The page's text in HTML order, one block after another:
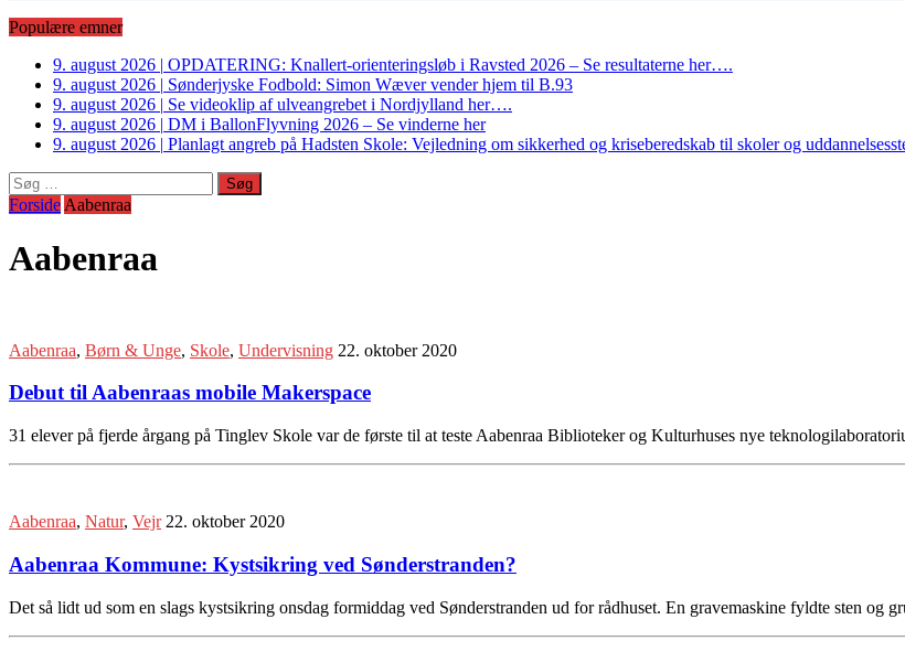
Populære emner
9. august 2026 | OPDATERING: Knallert-orienteringsløb i Ravsted 2026 – Se resultaterne her….
9. august 2026 | Sønderjyske Fodbold: Simon Wæver vender hjem til B.93
9. august 2026 | Se videoklip af ulveangrebet i Nordjylland her….
9. august 2026 | DM i BallonFlyvning 2026 – Se vinderne her
9. august 2026 | Planlagt angreb på Hadsten Skole: Vejledning om sikkerhed og kriseberedskab til skoler og
Søg
efter:
Forside Aabenraa
Aabenraa
Aabenraa, Børn & Unge, Skole, Undervisning 22. oktober 2020
Debut til Aabenraas mobile Makerspace
31 elever på fjerde årgang på Tinglev Skole var de første til at teste Aabenraa Biblioteker og Kulturhuses nye
Aabenraa, Natur, Vejr 22. oktober 2020
Aabenraa Kommune: Kystsikring ved Sønderstranden?
Det så lidt ud som en slags kystsikring onsdag formiddag ved Sønderstranden ud for rådhuset. En gravemaskine fyldte sten og